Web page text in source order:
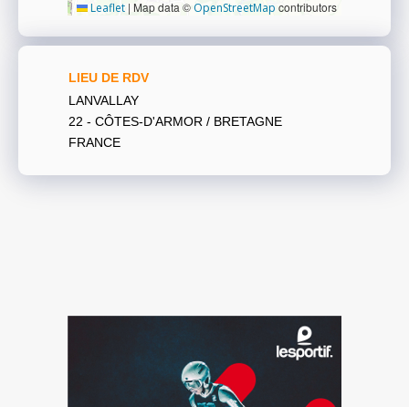
Leaflet | Map data ©OpenStreetMap contributors
LIEU DE RDV
LANVALLAY
22 - CÔTES-D'ARMOR / BRETAGNE
FRANCE